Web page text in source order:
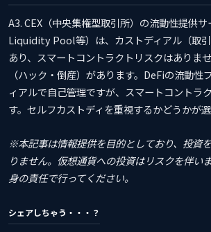
A3. CEX（中央集権型取引所）の流動性提供
Liquidity Pool等）は、カストディアル（取
あり、スマートコントラクトリスクはありま
（ハック・倒産）があります。DeFiの流動性
ィアルで自己管理ですが、スマートコントラ
す。セルフカストディを重視するかどうかが
※本記事は情報提供を目的としており、投資
りません。仮想通貨への投資はリスクを伴い
身の責任で行ってください。
シェアしちゃう・・・？